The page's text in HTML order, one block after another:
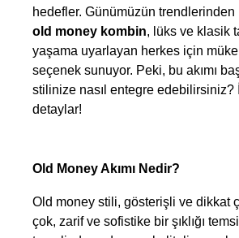
old money kombin, lüks ve klasik
yaşama uyarlayan herkes için
seçenek sunuyor. Peki, bu akımı
stilinize nasıl entegre edebilirsiniz?
detaylar!
Old Money Akımı Nedir?
Old money stili, gösterişli ve dikkat
çok, zarif ve sofistike bir şıklığı